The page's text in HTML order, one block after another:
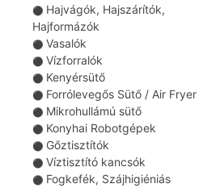
⚫ Hajvágók, Hajszárítók,
Hajformázók
⚫ Vasalók
⚫ Vízforralók
⚫ Kenyérsütő
⚫ Forrólevegős Sütő / Air Fryer
⚫ Mikrohullámú sütő
⚫ Konyhai Robotgépek
⚫ Gőztisztítók
⚫ Víztisztító kancsók
⚫ Fogkefék, Szájhigiéniás